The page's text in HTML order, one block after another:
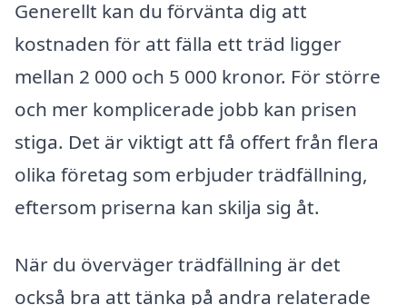
Generellt kan du förvänta dig att
kostnaden för att fälla ett träd ligger
mellan 2 000 och 5 000 kronor. För större
och mer komplicerade jobb kan prisen
stiga. Det är viktigt att få offert från flera
olika företag som erbjuder trädfällning,
eftersom priserna kan skilja sig åt.
När du överväger trädfällning är det
också bra att tänka på andra relaterade